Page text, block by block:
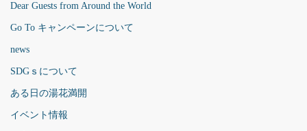
Dear Guests from Around the World
Go To キャンペーンについて
news
SDGｓについて
ある日の湯花満開
イベント情報